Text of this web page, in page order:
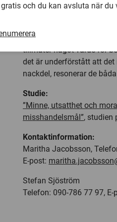
skuldbelägga offret.
Att domstolarna alls tar
tillmäter något värde för
det är underförstått att
nackdel, resonerar de
Studie:
”Minne, utsatthet och
misshandelsmål”, studien
Kontaktinformation:
Maritha Jacobsson,
E-post:
Stefan Sjöström
Telefon: 090-786 77 97, E-
gratis och du kan avsluta när du